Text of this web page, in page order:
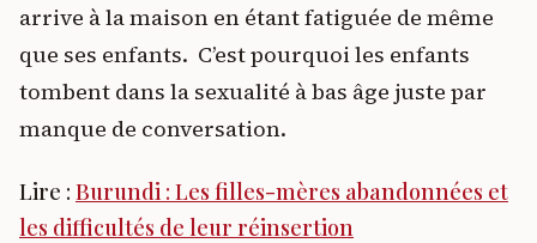
arrive à la maison en étant fatiguée de même
que ses enfants. C’est pourquoi les enfants
tombent dans la sexualité à bas âge juste par
manque de conversation.
Lire : Burundi : Les filles-mères abandonnées et
les difficultés de leur réinsertion